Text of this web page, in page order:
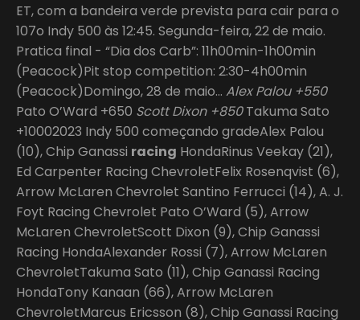
ET, com a bandeira verde prevista para cair para o
107o Indy 500 às 12:45. Segunda-feira, 22 de maio.
Pratica final - “Dia dos Carb”: 11h00min-1h00min
(Peacock)Pit stop competition: 2:30-4h00min
(Peacock)Domingo, 28 de maio… Alex Palou +550
Pato O’Ward +650 Scott Dixon +850Takuma Sato
+10002023 Indy 500 começando gradeAlex Palou
(10), Chip Ganassi racing HondaRinus Veekay (21),
Ed Carpenter Racing ChevroletFelix Rosenqvist (6),
Arrow McLaren Chevrolet Santino Ferrucci (14), A. J.
Foyt Racing Chevrolet Pato O’Ward (5), Arrow
McLaren ChevroletScott Dixon (9), Chip Ganassi
Racing HondaAlexander Rossi (7), Arrow McLaren
ChevroletTakuma Sato (11), Chip Ganassi Racing
HondaTony Kanaan (66), Arrow McLaren
ChevroletMarcus Ericsson (8), Chip Ganassi Racing